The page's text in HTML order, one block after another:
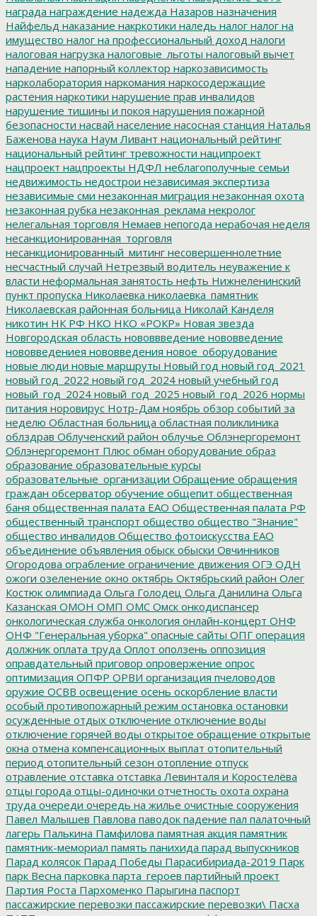
награда награждение надежда Назаров назначения
Найфельд наказание накркотики наледь налог налог на
имущество налог на профессиональный доход налоги
налоговая нагрузка налоговые_льготы налоговый вычет
нападение напорный коллектор наркозависимость
нарколаборатория наркомания наркосодержащие
растения наркотики нарушение прав инвалидов
нарушение тишины и покоя нарушения пожарной
безопасности насвай население насосная станция Наталья
Баженова наука Наум Ливант национальный рейтинг
национальный рейтинг тревожности наципроект
нацпроект нацпроекты НДФЛ неблагополучные семьи
недвижимость недострои независимая экспертиза
независимые сми незаконная миграция незаконная охота
незаконная рубка незаконная_реклама некролог
нелегальная торговля Немаев непогода нерабочая неделя
несанкционированная_торговля
несанкционированный_митинг несовершеннолетние
несчастный случай Нетрезвый водитель неуважение к
власти неформальная занятость нефть Нижнеленинский
пункт пропуска Николаевка николаевка_памятник
Николаевская районная больница Николай Канделя
никотин НК РФ НКО НКО «РОКР» Новая звезда
Новгородская область нововвведение нововведение
нововведениея нововведения новое_оборудование
новые люди новые маршруты Новый год новый год_2021
новый год_2022 новый год_2024 новый учебный год
новый_год_2024 новый_год_2025 новый_год_2026 нормы
питания норовирус Нотр-Дам ноябрь обзор событий за
неделю Областная больница областная поликлиника
облздрав Облученский район облучье Облэнергоремонт
Облэнергоремонт Плюс обман оборудование образ
образование образовательные курсы
образовательные_организации Обращение обращения
граждан обсерватор обучение общепит общественная
баня общественная палата ЕАО Общественная палата РФ
общественный транспорт общество общество "Знание"
общество инвалидов Общество фотоискусства ЕАО
объединение объявления обыск обыски Овчинников
Огородова ограбление ограничение движения ОГЭ ОДН
ожоги озеленение окно октябрь Октябрьский район Олег
Костюк олимпиада Ольга Голодец Ольга Данилина Ольга
Казанская ОМОН ОМП ОМС Омск онкодиспансер
онкологическая служба онкология онлайн-концерт ОНФ
ОНФ "Генеральная уборка" опасные сайты ОПГ операция
должник оплата труда Оплот оползень оппозиция
оправдательный приговор опровержение опрос
оптимизация ОПФР ОРВИ организация пчеловодов
оружие ОСВВ освещение осень оскорбление власти
особый противопожарный режим остановка остановки
осужденные отдых отключение отключение воды
отключение горячей воды открытое обращение открытые
окна отмена компенсационных выплат отопительный
период отопительный сезон отопление отпуск
отравление отставка отставка Левинталя и Коростелёва
отцы города отцы-одиночки отчетность охота охрана
труда очереди очередь на жилье очистные сооружения
Павел Малышев Павлова паводок падение пал палаточный
лагерь Палькина Памфилова памятная акция памятник
памятник-мемориал память панихида парад выпускников
Парад колясок Парад Победы Парасибириада-2019 Парк
парк Весна парковка парта_героев партийный проект
Партия Роста Пархоменко Парыгина паспорт
пассажирские перевозки пассажирские перевозки\ Пасха